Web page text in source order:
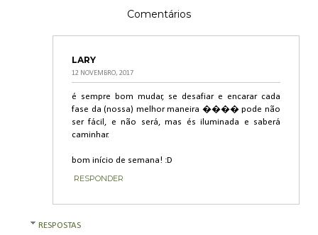
Comentários
LARY
12 NOVEMBRO, 2017
é sempre bom mudar, se desafiar e encarar cada
fase da (nossa) melhor maneira ���� pode não
ser fácil, e não será, mas és iluminada e saberá
caminhar.
bom início de semana! :D
RESPONDER
RESPOSTAS